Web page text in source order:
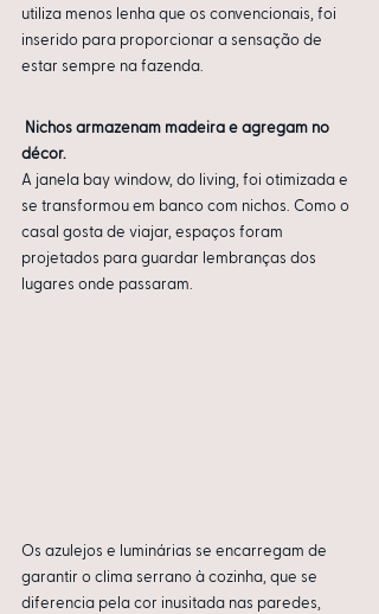
utiliza menos lenha que os convencionais, foi
inserido para proporcionar a sensação de
estar sempre na fazenda.
Nichos armazenam madeira e agregam no
décor.
A janela bay window, do living, foi otimizada e
se transformou em banco com nichos. Como o
casal gosta de viajar, espaços foram
projetados para guardar lembranças dos
lugares onde passaram.
Os azulejos e luminárias se encarregam de
garantir o clima serrano à cozinha, que se
diferencia pela cor inusitada nas paredes,